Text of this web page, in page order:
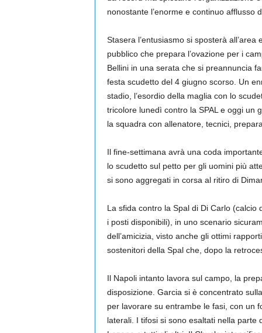
nonostante l’enorme e continuo afflusso
Stasera l’entusiasmo si sposterà
pubblico che prepara l’ovazione per i
Bellini in una serata che si preannuncia
festa scudetto del 4 giugno scorso. Un
stadio, l’esordio della maglia con lo
tricolore lunedì contro la SPAL e oggi un
la squadra con allenatore, tecnici,
Il fine-settimana avrà una coda
lo scudetto sul petto per gli uomini più
si sono aggregati in corsa al ritiro di
La sfida contro la Spal di Di Carlo (calcio
i posti disponibili), in uno scenario
dell’amicizia, visto anche gli ottimi
sostenitori della Spal che, dopo la
Il Napoli intanto lavora sul campo, la
disposizione. Garcia si è concentrato
per lavorare su entrambe le fasi, con un
laterali. I tifosi si sono esaltati nella parte